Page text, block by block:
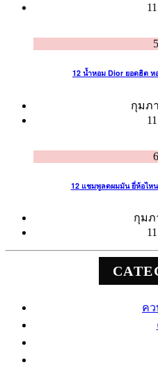
5
12 น้ำหอม Dior ยอดฮิต ห
กุมภ
6
12 แชมพูลดผมมัน ยี่ห้อไห
กุมภ
ค